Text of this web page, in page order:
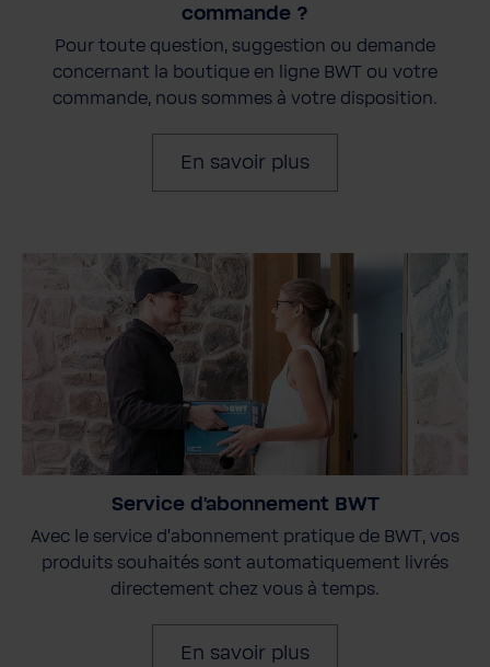
commande ?
Pour toute question, suggestion ou demande
concernant la boutique en ligne BWT ou votre
commande, nous sommes à votre disposition.
En savoir plus
Service d'abonnement BWT
Avec le service d'abonnement pratique de BWT, vos
produits souhaités sont automatiquement livrés
directement chez vous à temps.
En savoir plus